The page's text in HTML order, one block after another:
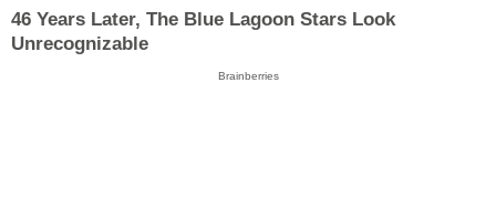
46 Years Later, The Blue Lagoon Stars Look
Unrecognizable
Brainberries